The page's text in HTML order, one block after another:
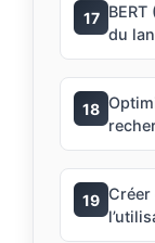
17
du
18
19 Créer